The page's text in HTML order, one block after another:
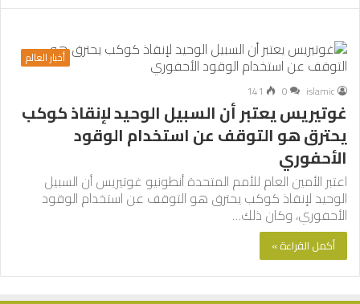
أخبار العالم
islamic
0
141
غوتيريس يعتبر أن السبيل الوحيد لإنقاذ كوكب
يحترق هو التوقف عن استخدام الوقود
الأحفوري
اعتبر الأمين العام للأمم المتحدة أنطونيو غوتيريس أن السبيل
الوحيد لإنقاذ كوكب يحترق هو التوقف عن استخدام الوقود
الأحفوري، وكان ذلك…
أكمل القراءة »